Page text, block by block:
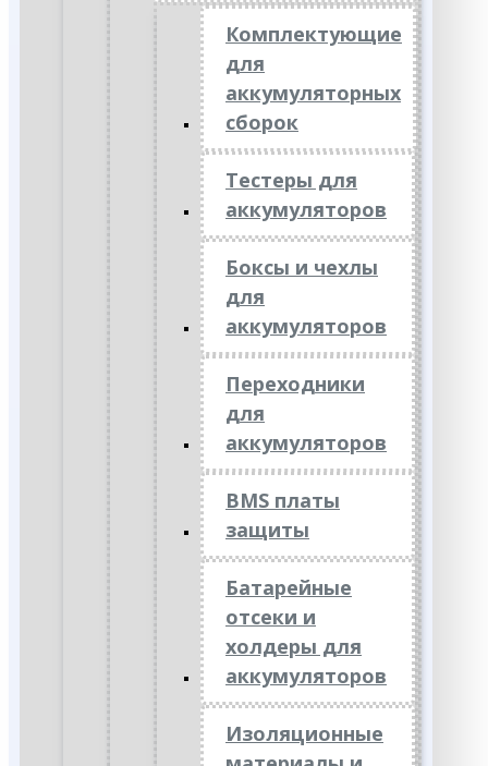
Комплектующие
для
аккумуляторных
сборок
Тестеры для
аккумуляторов
Боксы и чехлы
для
аккумуляторов
Переходники
для
аккумуляторов
BMS платы
защиты
Батарейные
отсеки и
холдеры для
аккумуляторов
Изоляционные